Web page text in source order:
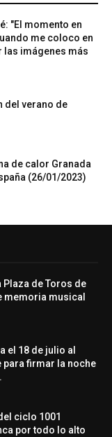
"El momento en
me coloco en
las imágenes más
del verano de
de calor Granada
(26/01/2023)
Plaza de Toros de
memoria musical
el 18 de julio al
para firmar la noche
ciclo 1001
por todo lo alto